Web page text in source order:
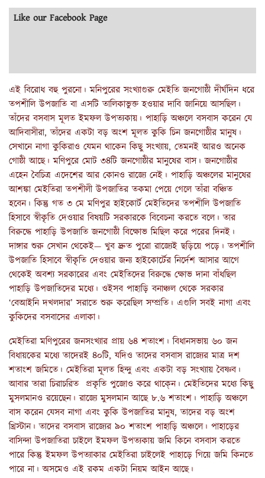
Like our Facebook Page
এই বিরোধ বহু পুরনো। মনিপুরের সংখ্যাগুরু মেইতি জনগোষ্ঠী দীর্ঘদিন ধরে
তপশীলি উপজাতি বা এসটি তালিকাভুক্ত হওয়ার দাবি জানিয়ে আসছিল।
তাঁদের বসবাস মূলত ইমফল উপত্যকায়। পাহাড়ি অঞ্চলে বসবাস করেন যে
আদিবাসীরা, তাঁদের একটা বড় অংশ মূলত কুকি চিন জনগোষ্ঠীর মানুষ।
সেখানে নাগা কুকিরাও যেমন থাকেন কিছু সংখ্যায়, তেমনই আরও অনেক
গোষ্ঠী আছে। মণিপুরে মোট ৩৪টি জনগোষ্ঠীর মানুষের বাস। জনগোষ্ঠীর
এহেন বৈচিত্র এদেশের আর কোনও রাজ্যে নেই। পাহাড়ি অঞ্চলের মানুষের
আশঙ্কা মেইতিরা তপশীলী উপজাতির তকমা পেয়ে গেলে তাঁরা বঞ্চিত
হবেন। কিন্তু গত ৩ মে মণিপুর হাইকোর্ট মেইতিদের তপশীলি উপজাতি
হিসাবে স্বীকৃতি দেওয়ার বিষয়টি সরকারকে বিবেচনা করতে বলে। তার
বিরুদ্ধে পাহাড়ি উপজাতি জনগোষ্ঠী বিক্ষোভ মিছিল করে পরের দিনই।
দাঙ্গার শুরু সেখান থেকেই— খুব দ্রুত পুরো রাজ্যেই ছড়িয়ে পড়ে। তপশীলি
উপজাতি হিসাবে স্বীকৃতি দেওয়ার জন্য হাইকোর্টের নির্দেশ আসার আগে
থেকেই অবশ্য সরকারের এবং মেইতিদের বিরুদ্ধে ক্ষোভ দানা বাঁধছিল
পাহাড়ি উপজাতিদের মধ্যে। ওইসব পাহাড়ি বনাঞ্চল থেকে সরকার
‘বেআইনি দখলদার’ সরাতে শুরু করেছিল সম্প্রতি। এগুলি সবই নাগা এবং
কুকিদের বসবাসের এলাকা।
মেইতিরা মণিপুরের জনসংখ্যার প্রায় ৬৪ শতাংশ। বিধানসভায় ৬০ জন
বিধায়কের মধ্যে তাদেরই ৪০টি, যদিও তাদের বসবাস রাজ্যের মাত্র দশ
শতাংশ জমিতে। মেইতিরা মূলত হিন্দু এবং একটা বড় সংখ্যায় বৈষ্ণব।
আবার তারা চিরাচরিত প্রকৃতি পুজোও করে থাকে্ন। মেইতিদের মধ্যে কিছু
মুসলমানও রয়েছেন। রাজ্যে মুসলমান আছে ৮.৬ শতাংশ। পাহাড়ি অঞ্চলে
বাস করেন যেসব নাগা এবং কুকি উপজাতির মানুষ, তাদের বড় অংশ
খ্রিস্টান। তাদের বসবাস রাজ্যের ৯০ শতাংশ পাহাড়ি অঞ্চলে। পাহাড়ের
বাসিন্দা উপজাতিরা চাইলে ইমফল উপত্যকায় জমি কিনে বসবাস করতে
পারে কিন্তু ইমফল উপত্যাকার মেইতিরা চাইলেই পাহাড়ে গিয়ে জমি কিনতে
পারে না। অসমেও এই রকম একটা নিয়ম আইন আছে।